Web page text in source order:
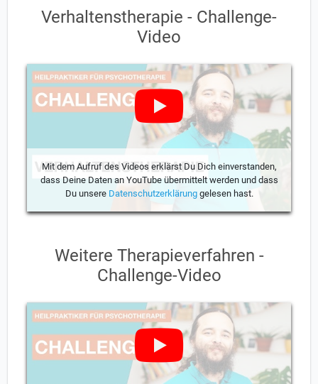
Verhaltenstherapie - Challenge-
Video
Mit dem Aufruf des Videos erklärst Du Dich einverstanden,
dass Deine Daten an YouTube übermittelt werden und dass
Du unsere Datenschutzerklärunggelesen hast.
Weitere Therapieverfahren -
Challenge-Video